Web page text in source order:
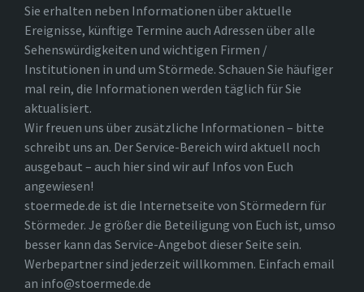
Sie erhalten neben Informationen über aktuelle
Ereignisse, künftige Termine auch Adressen über alle
Sehenswürdigkeiten und wichtigen Firmen /
Institutionen in und um Störmede. Schauen Sie häufiger
mal rein, die Informationen werden täglich für Sie
aktualisiert.
Wir freuen uns über zusätzliche Informationen – bitte
schreibt uns an. Der Service-Bereich wird aktuell noch
ausgebaut – auch hier sind wir auf Infos von Euch
angewiesen!
stoermede.de ist die Internetseite von Störmedern für
Störmeder. Je größer die Beteiligung von Euch ist, umso
besser kann das Service-Angebot dieser Seite sein.
Werbepartner sind jederzeit willkommen. Einfach email
an info@stoermede.de